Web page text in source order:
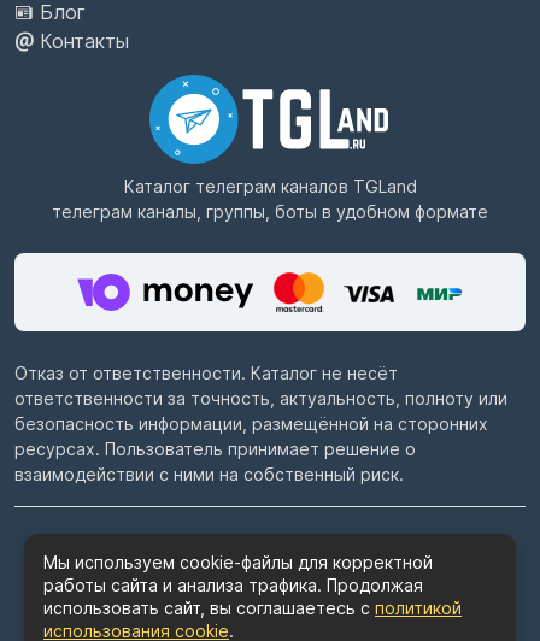
Блог
Контакты
Каталог телеграм каналов TGLand
телеграм каналы, группы, боты в удобном формате
Отказ от ответственности. Каталог не несёт
ответственности за точность, актуальность, полноту или
безопасность информации, размещённой на сторонних
ресурсах. Пользователь принимает решение о
взаимодействии с ними на собственный риск.
Пользовательское соглашение
Политика конфиденциальности
Мы используем cookie-файлы для корректной
работы сайта и анализа трафика. Продолжая
использовать сайт, вы соглашаетесь с политикой
использования cookie.